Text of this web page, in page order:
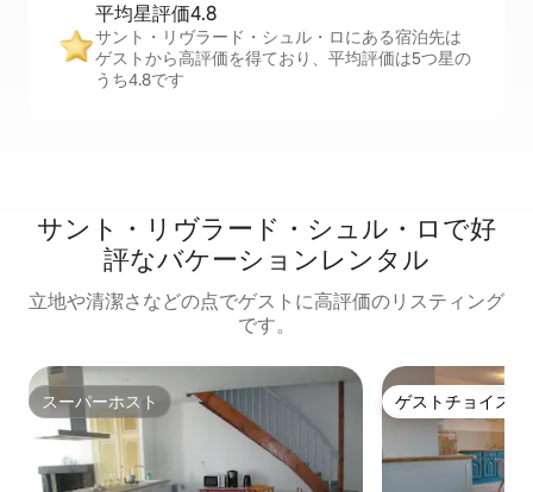
平均星評価4.8
サント・リヴラード・シュル・ロにある宿泊先は
ゲストから高評価を得ており、平均評価は5つ星の
うち4.8です
サント・リヴラード・シュル・ロで好
評なバケーションレンタル
立地や清潔さなどの点でゲストに高評価のリスティング
です。
スーパーホスト
スーパーホスト ゲストチョイス
ゲストチョイス